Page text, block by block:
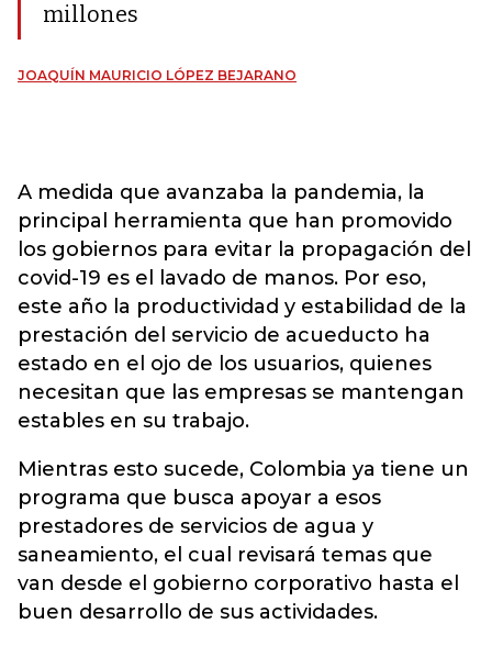
millones
JOAQUÍN MAURICIO LÓPEZ BEJARANO
A medida que avanzaba la pandemia, la
principal herramienta que han promovido
los gobiernos para evitar la propagación del
covid-19 es el lavado de manos. Por eso,
este año la productividad y estabilidad de la
prestación del servicio de acueducto ha
estado en el ojo de los usuarios, quienes
necesitan que las empresas se mantengan
estables en su trabajo.
Mientras esto sucede, Colombia ya tiene un
programa que busca apoyar a esos
prestadores de servicios de agua y
saneamiento, el cual revisará temas que
van desde el gobierno corporativo hasta el
buen desarrollo de sus actividades.